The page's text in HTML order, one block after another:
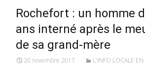
Rochefort : un homme
ans interné après le
de sa grand-mère
20 novembre 2017
L'INFO LOCALE EN